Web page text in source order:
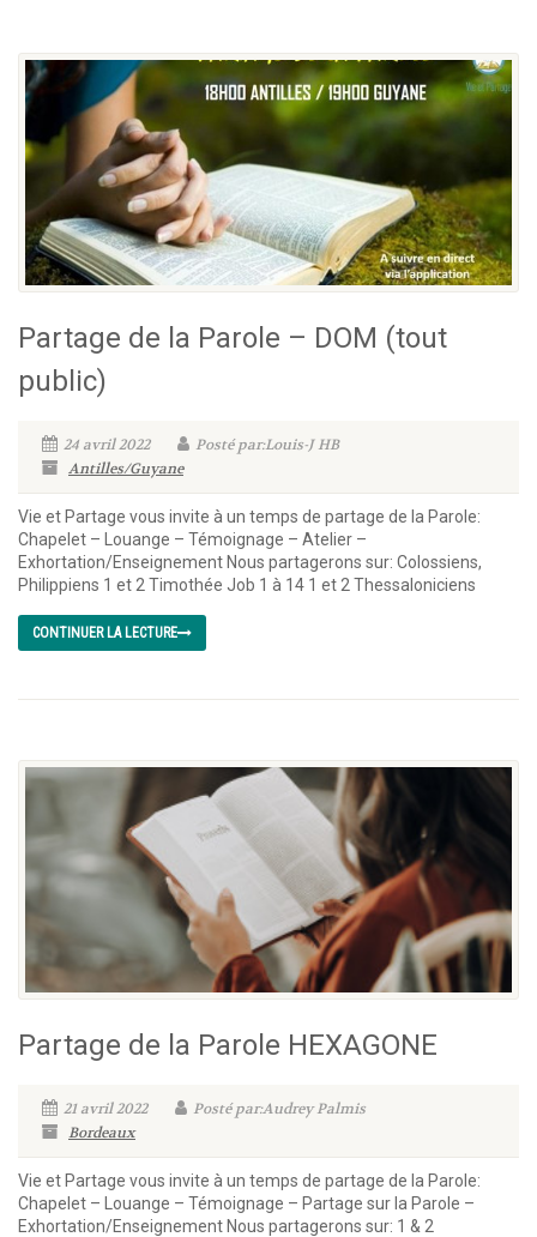
Partage de la Parole – DOM (tout
public)
24 avril 2022
Posté par:Louis-J HB
Antilles/Guyane
Vie et Partage vous invite à un temps de partage de la Parole:
Chapelet – Louange – Témoignage – Atelier –
Exhortation/Enseignement Nous partagerons sur: Colossiens,
Philippiens 1 et 2 Timothée Job 1 à 14 1 et 2 Thessaloniciens
CONTINUER LA LECTURE
Partage de la Parole HEXAGONE
21 avril 2022
Posté par:Audrey Palmis
Bordeaux
Vie et Partage vous invite à un temps de partage de la Parole:
Chapelet – Louange – Témoignage – Partage sur la Parole –
Exhortation/Enseignement Nous partagerons sur: 1 & 2